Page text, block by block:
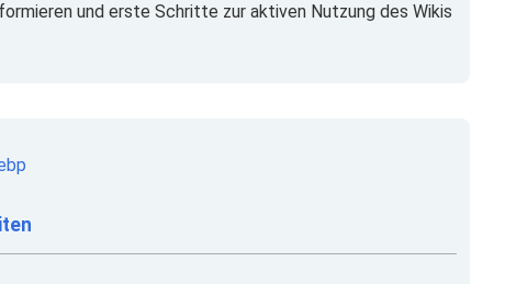
und erste Schritte zur aktiven Nutzung des Wikis